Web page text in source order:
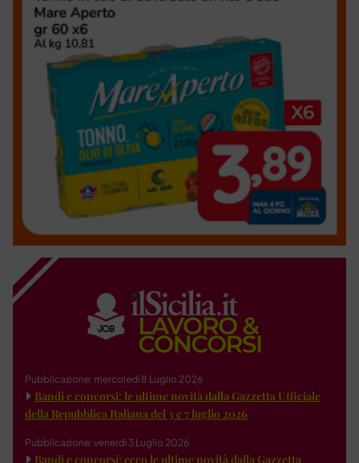
Pubblicazione: mercoledì 8 Luglio 2026
Bandi e concorsi: le ultime novità dalla Gazzetta Ufficiale
della Repubblica Italiana del 3 e 7 luglio 2026
Pubblicazione: venerdì 3 Luglio 2026
Bandi e concorsi: ecco le ultime novità dalla Gazzetta